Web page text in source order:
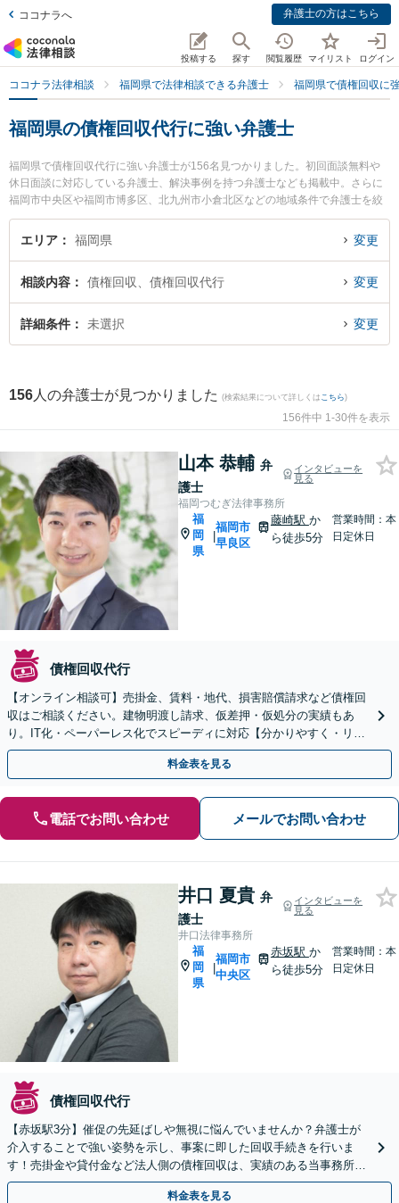
ココナラへ 弁護士の方はこちら
投稿する 探す 閲覧履歴 マイリスト ログイン
ココナラ法律相談 福岡県で法律相談できる弁護士 福岡県で債権回収に
福岡県の債権回収代行に強い弁護士
福岡県で債権回収代行に強い弁護士が156名見つかりました。初回面談無料や
休日面談に対応している弁護士、解決事例を持つ弁護士なども掲載中。さらに
福岡市中央区や福岡市博多区、北九州市小倉北区などの地域条件で弁護士を絞
り込めます。債権回収に関係する売掛金回収や債権回収代行、債権の時効中断
等の細かな分野での絞り込み検索もでき便利です。特に福岡つむぎ法律事務所
『福岡県で土日や夜間に発生した債権回収代行のトラブルを今すぐに弁護士に
相談したい』『債権回収代行のトラブル解決の実績豊富な近くの弁護士を検索
したい』『初回相談無料で債権回収代行を法律相談できる福岡県内の弁護士に
エリア 福岡県 変更
相談内容 債権回収、債権回収代行 変更
詳細条件 未選択 変更
156 人の弁護士が見つかりました (検索結果について詳しくは こちら)
156件中 1-30件を表示
山本 恭輔 弁
護士
インタビューを
見る
福岡つむぎ法律事務所
福
岡
県
|
福岡市
早良区
藤崎駅 か
ら徒歩5分
営業時間：本
日定休日
債権回収代行
【オンライン相談可】売掛金、賃料・地代、損害賠償請求など債権回
収はご相談ください。建物明渡し請求、仮差押・仮処分の実績もあ
り。IT化・ペーパーレス化でスピーディに対応【分かりやすく・リー
ズナブルな料金設定】【藤崎駅徒歩5分】【弁護士歴7年】
料金表を見る
電話でお問い合わせ メールでお問い合わせ
井口 夏貴 弁
護士
インタビューを
見る
井口法律事務所
福
岡
県
|
福岡市
中央区
赤坂駅 か
ら徒歩5分
営業時間：本
日定休日
債権回収代行
【赤坂駅3分】催促の先延ばしや無視に悩んでいませんか？弁護士が
介入することで強い姿勢を示し、事案に即した回収手続きを行いま
す！売掛金や貸付金など法人側の債権回収は、実績のある当事務所へ
ご相談ください【夜間・休日相談可】【電話・WEB面談可】
料金表を見る